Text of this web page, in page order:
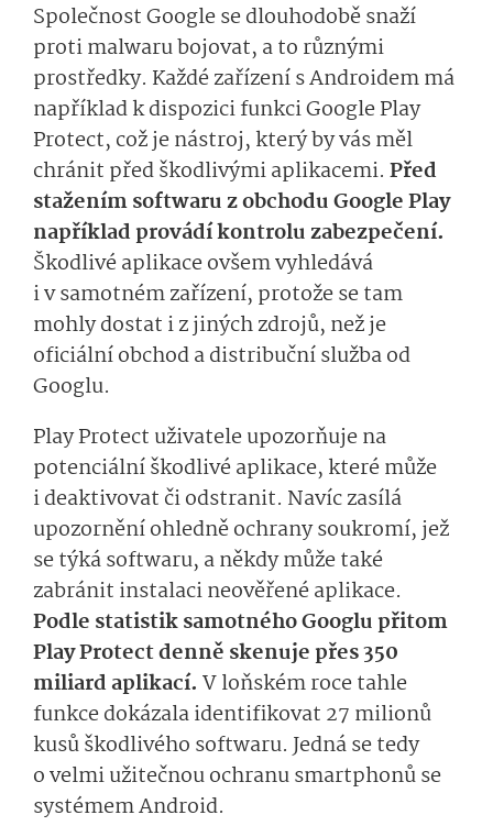
Společnost Google se dlouhodobě snaží
proti malwaru bojovat, a to různými
prostředky. Každé zařízení s Androidem má
například k dispozici funkci Google Play
Protect, což je nástroj, který by vás měl
chránit před škodlivými aplikacemi. Před
stažením softwaru z obchodu Google Play
například provádí kontrolu zabezpečení.
Škodlivé aplikace ovšem vyhledává
i v samotném zařízení, protože se tam
mohly dostat i z jiných zdrojů, než je
oficiální obchod a distribuční služba od
Googlu.
Play Protect uživatele upozorňuje na
potenciální škodlivé aplikace, které může
i deaktivovat či odstranit. Navíczasílá
upozornění ohledněochrany soukromí, jež
se týká softwaru, a někdy může také
zabránit instalaci neověřené aplikace.
Podle statistik samotného Googlu přitom
Play Protect denně skenuje přes 350
miliard aplikací. V loňském roce tahle
funkce dokázala identifikovat 27 milionů
kusů škodlivého softwaru. Jedná se tedy
o velmi užitečnou ochranu smartphonů se
systémem Android.